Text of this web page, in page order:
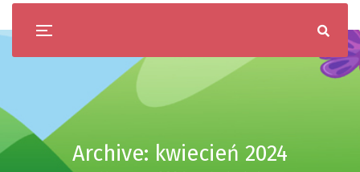
Archive: kwiecień 2024